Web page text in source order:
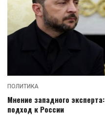
ПОЛИТИКА
Мнение западного
подход к России